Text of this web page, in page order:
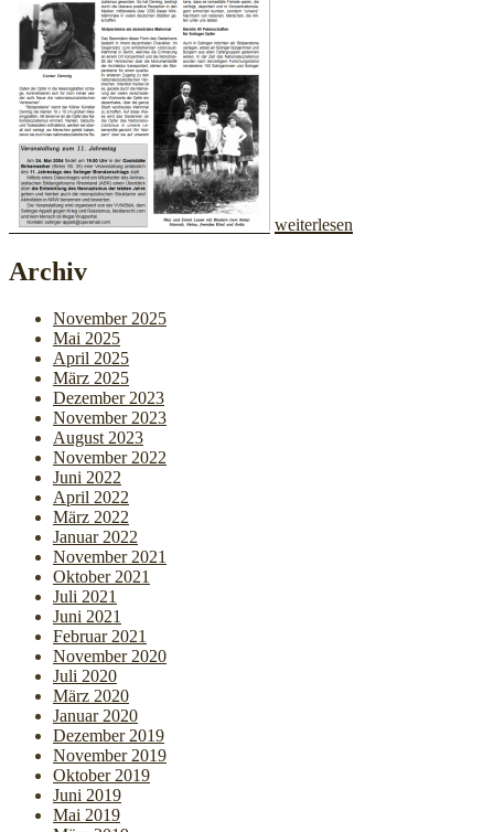
weiterlesen
Archiv
November 2025
Mai 2025
April 2025
März 2025
Dezember 2023
November 2023
August 2023
November 2022
Juni 2022
April 2022
März 2022
Januar 2022
November 2021
Oktober 2021
Juli 2021
Juni 2021
Februar 2021
November 2020
Juli 2020
März 2020
Januar 2020
Dezember 2019
November 2019
Oktober 2019
Juni 2019
Mai 2019